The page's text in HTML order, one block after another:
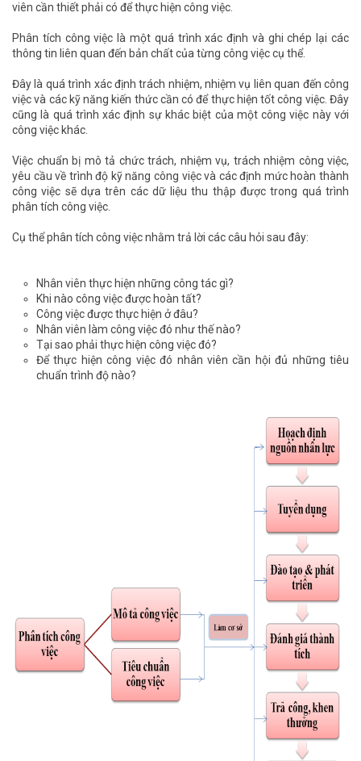
viên cần thiết phải có để thực hiện công việc.
Phân tích công việc là một quá trình xác định và ghi chép lại các
thông tin liên quan đến bản chất của từng công việc cụ thể.
Đây là quá trình xác định trách nhiệm, nhiệm vụ liên quan đến công
việc và các kỹ năng kiến thức cần có để thực hiện tốt công việc. Đây
cũng là quá trình xác định sự khác biệt của một công việc này với
công việc khác.
Việc chuẩn bị mô tả chức trách, nhiệm vụ, trách nhiệm công việc,
yêu cầu về trình độ kỹ năng công việc và các định mức hoàn thành
công việc sẽ dựa trên các dữ liệu thu thập được trong quá trình
phân tích công việc.
Cụ thể phân tích công việc nhằm trả lời các câu hỏi sau đây:
Nhân viên thực hiện những công tác gì?
Khi nào công việc được hoàn tất?
Công việc được thực hiện ở đâu?
Nhân viên làm công việc đó như thế nào?
Tại sao phải thực hiện công việc đó?
Để thực hiện công việc đó nhân viên cần hội đủ những tiêu
chuẩn trình độ nào?